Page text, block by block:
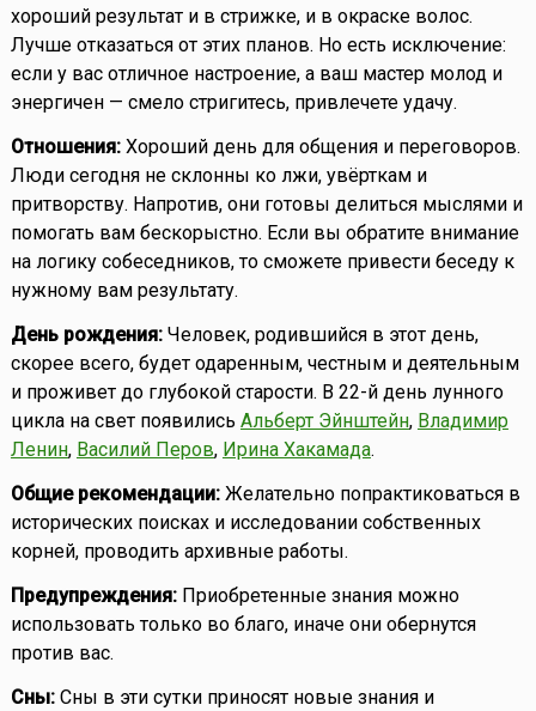
хороший результат и в стрижке, и в окраске волос.
Лучше отказаться от этих планов. Но есть исключение:
если у вас отличное настроение, а ваш мастер молод и
энергичен — смело стригитесь, привлечете удачу.
Отношения:Хороший день для общения и переговоров.
Люди сегодня не склонны ко лжи, увёрткам и
притворству. Напротив, они готовы делиться мыслями и
помогать вам бескорыстно. Если вы обратите внимание
на логику собеседников, то сможете привести беседу к
нужному вам результату.
День рождения:Человек, родившийся в этот день,
скорее всего, будет одаренным, честным и деятельным
и проживет до глубокой старости. В 22-й день лунного
цикла на свет появились Альберт Эйнштейн, Владимир
Ленин, Василий Перов, Ирина Хакамада.
Общие рекомендации:Желательно попрактиковаться в
исторических поисках и исследовании собственных
корней, проводить архивные работы.
Предупреждения:Приобретенные знания можно
использовать только во благо, иначе они обернутся
против вас.
Сны:Сны в эти сутки приносят новые знания и